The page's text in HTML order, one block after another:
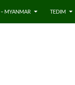
MYANMAR TEDIM